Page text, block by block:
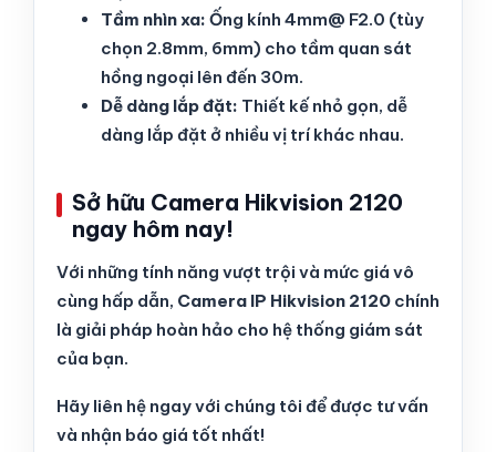
Tầm nhìn xa: Ống kính 4mm@ F2.0 (tùy
chọn 2.8mm, 6mm) cho tầm quan sát
hồng ngoại lên đến 30m.
Dễ dàng lắp đặt: Thiết kế nhỏ gọn, dễ
dàng lắp đặt ở nhiều vị trí khác nhau.
Sở hữu Camera Hikvision 2120
ngay hôm nay!
Với những tính năng vượt trội và mức giá vô
cùng hấp dẫn, Camera IP Hikvision 2120 chính
là giải pháp hoàn hảo cho hệ thống giám sát
của bạn.
Hãy liên hệ ngay với chúng tôi để được tư vấn
và nhận báo giá tốt nhất!